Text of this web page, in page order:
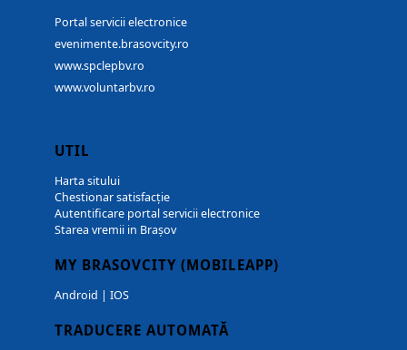
Portal servicii electronice
evenimente.brasovcity.ro
www.spclepbv.ro
www.voluntarbv.ro
UTIL
Harta sitului
Chestionar satisfacție
Autentificare portal servicii electronice
Starea vremii in Brașov
MY BRASOVCITY (MOBILEAPP)
Android | IOS
TRADUCERE AUTOMATĂ